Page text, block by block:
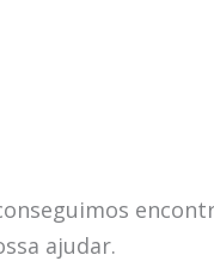
ajudar.